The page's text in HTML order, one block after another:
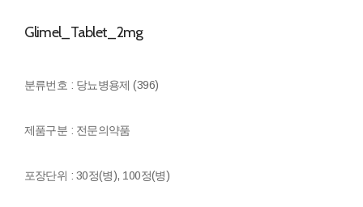
Glimel_Tablet_2mg
분류번호 : 당뇨병용제 (396)
제품구분 : 전문의약품
포장단위 : 30정(병), 100정(병)